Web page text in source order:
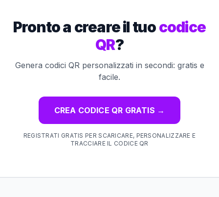
Pronto a creare il tuocodice
QR?
Genera codici QR personalizzati in secondi: gratis e
facile.
CREA CODICE QR GRATIS →
REGISTRATI GRATIS PER SCARICARE, PERSONALIZZARE E
TRACCIARE IL CODICE QR